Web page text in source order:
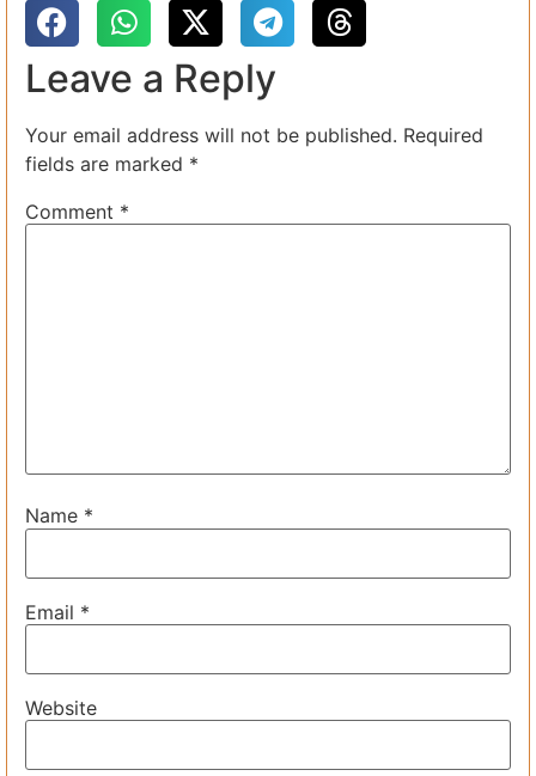
Leave a Reply
Your email address will not be published. Required
fields are marked *
Comment *
Name *
Email *
Website